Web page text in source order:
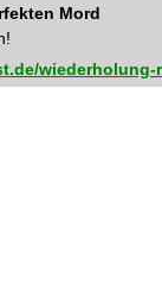
Mord